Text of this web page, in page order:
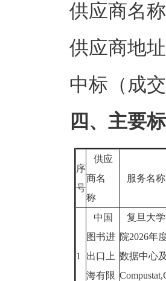
供应商名
供应商地
中标（成
四、主要
序
号
供应
商名
称
服务名称
1
中国
图书进
出口上
海有限
复旦大
院2026年
数据中心及